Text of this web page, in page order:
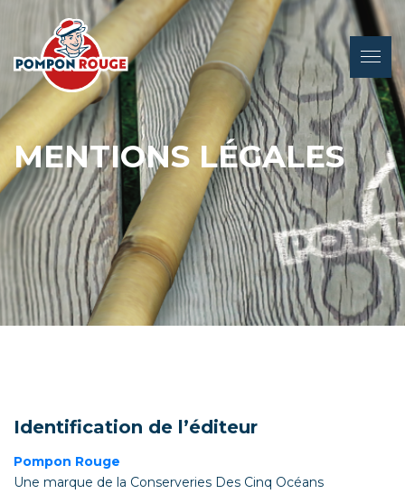
MENTIONS LÉGALES
Identification de l’éditeur
Pompon Rouge
Une marque de la Conserveries Des Cinq Océans